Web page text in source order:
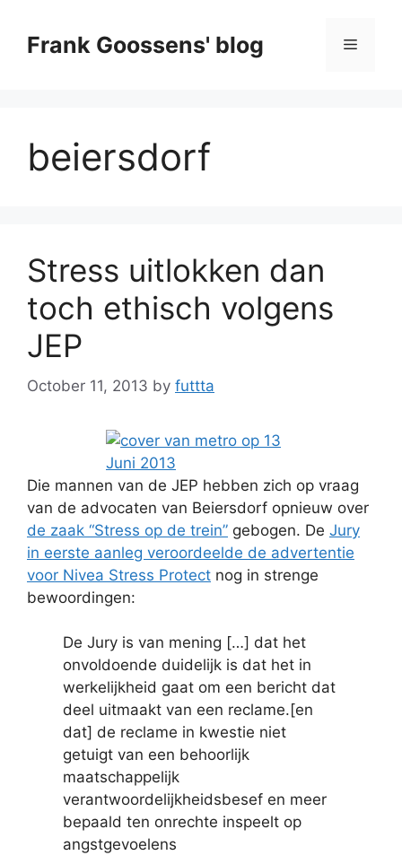
contentFrank Goossens' blog Menu
beiersdorf
Stress uitlokken dan
toch ethisch volgens
JEP
October 11, 2013 by futtta
Die mannen van de JEP hebben zich op vraag
van de advocaten van Beiersdorf opnieuw over
de zaak “Stress op de trein” gebogen. De Jury
in eerste aanleg veroordeelde de advertentie
voor Nivea Stress Protect nog in strenge
bewoordingen:
De Jury is van mening […] dat het
onvoldoende duidelijk is dat het in
werkelijkheid gaat om een bericht dat
deel uitmaakt van een reclame.[en
dat] de reclame in kwestie niet
getuigt van een behoorlijk
maatschappelijk
verantwoordelijkheidsbesef en meer
bepaald ten onrechte inspeelt op
angstgevoelens